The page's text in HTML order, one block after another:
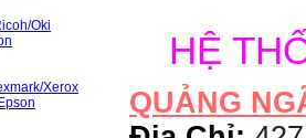
Oki
Xerox
HỆ
QUẢNG